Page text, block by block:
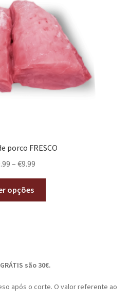
porco FRESCO
– €9.99
opções
são 30€.
após o corte. O valor referente ao